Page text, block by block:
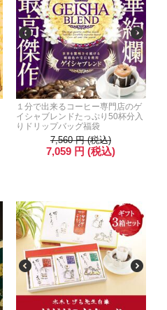
１分で出来るコーヒー専門店のゲ
イシャブレンドたっぷり50杯分入
りドリップバッグ福袋
7,560 円(税込)
7,059 円 (税込)